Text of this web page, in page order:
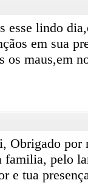
esse lindo
em sua
os maus,em
Obrigado por
familia, pelo
e tua